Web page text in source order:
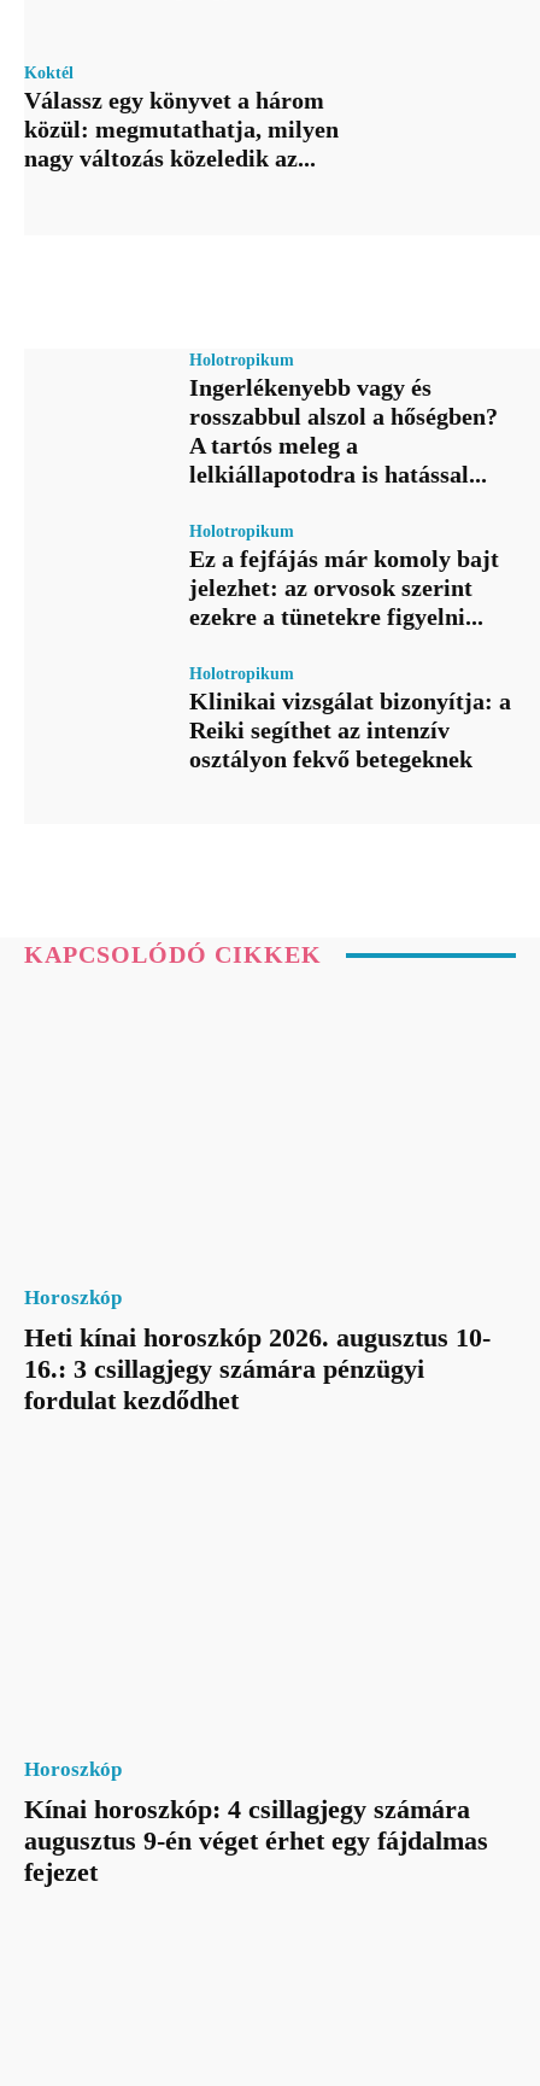
Koktél
Válassz egy könyvet a három
közül: megmutathatja, milyen
nagy változás közeledik az...
Holotropikum
Ingerlékenyebb vagy és
rosszabbul alszol a hőségben?
A tartós meleg a
lelkiállapotodra is hatással...
Holotropikum
Ez a fejfájás már komoly bajt
jelezhet: az orvosok szerint
ezekre a tünetekre figyelni...
Holotropikum
Klinikai vizsgálat bizonyítja: a
Reiki segíthet az intenzív
osztályon fekvő betegeknek
KAPCSOLÓDÓ CIKKEK
Horoszkóp
Heti kínai horoszkóp 2026. augusztus 10-
16.: 3 csillagjegy számára pénzügyi
fordulat kezdődhet
Horoszkóp
Kínai horoszkóp: 4 csillagjegy számára
augusztus 9-én véget érhet egy fájdalmas
fejezet